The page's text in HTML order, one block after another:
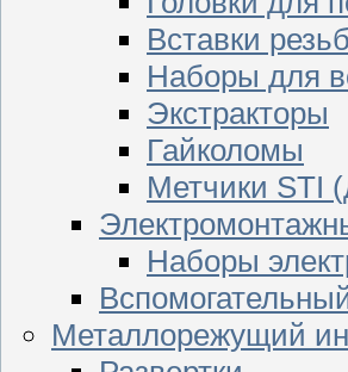
Вставки
Наборы для
Экстракторы
Гайколомы
Метчики STI
Наборы
Металлорежущий